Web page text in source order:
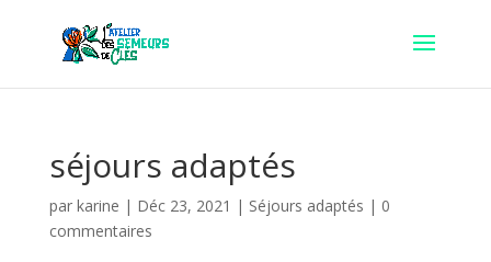
séjours adaptés
par karine | Déc 23, 2021 | Séjours adaptés | 0
commentaires